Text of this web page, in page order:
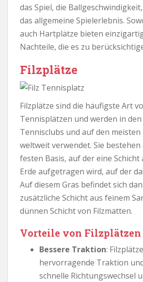
das Spiel, die
das allgemeine Spielerlebnis.
auch Hartplätze bieten
Nachteile, die es zu
Filzplätze
Filzplätze sind die häufigste Art
Tennisplätzen und werden in
Tennisclubs und auf den
weltweit verwendet. Sie
festen Basis, auf der eine Schicht
Erde aufgetragen wird, auf der
Auf diesem Gras befindet sich
zusätzliche Schicht aus feinem
dünnen Schicht von Filzmatten.
Vorteile von Filzplätzen
Bessere Traktion:
hervorragende Traktion
schnelle Richtungswechsel